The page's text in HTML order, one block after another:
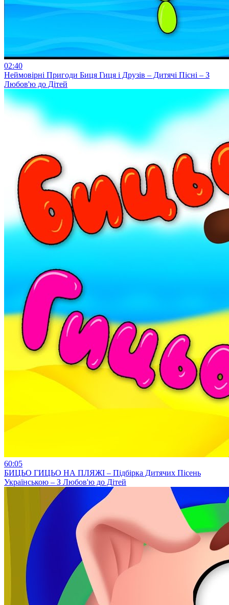
02:40
Неймовірні Пригоди Биця Гиця і Друзів – Дитячі Пісні – З
Любов'ю до Дітей
60:05
БИЦЬО ГИЦЬО НА ПЛЯЖІ – Підбірка Дитячих Пісень
Українською – З Любов'ю до Дітей